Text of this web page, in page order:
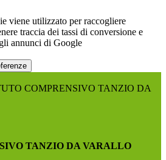
viene utilizzato per raccogliere
traccia dei tassi di conversione e
annunci di Google
COMPRENSIVO TANZIO DA
TANZIO DA VARALLO